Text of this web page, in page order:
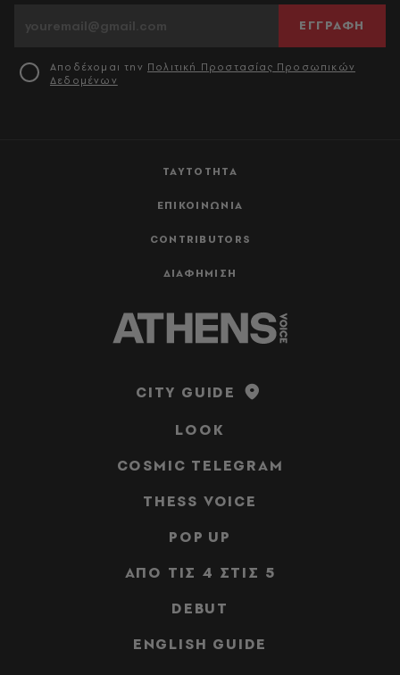
ΤΑΥΤΟΤΗΤΑ
ΕΠΙΚΟΙΝΩΝΙΑ
CONTRIBUTORS
ΔΙΑΦΗΜΙΣΗ
ΕΓΓΡΑΦΗ
Αποδέχομαι την Πολιτική Προστασίας Προσωπικών
Δεδομένων
CITY GUIDE
LOOK
COSMIC TELEGRAM
THESS VOICE
POP UP
ΑΠΟ ΤΙΣ 4 ΣΤΙΣ 5
DEBUT
ENGLISH GUIDE